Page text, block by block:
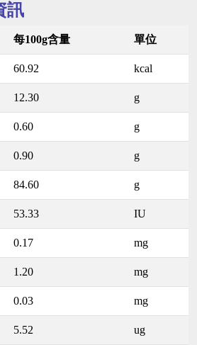
訊
每100g含量 單位
60.92 kcal
12.30 g
0.60 g
0.90 g
84.60 g
53.33 IU
0.17 mg
1.20 mg
0.03 mg
5.52 ug